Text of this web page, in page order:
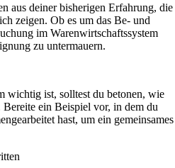
aus deiner bisherigen Erfahrung, die
zeigen. Ob es um das Be- und
im Warenwirtschaftssystem
zu untermauern.
wichtig ist, solltest du betonen, wie
ein Beispiel vor, in dem du
hast, um ein gemeinsames